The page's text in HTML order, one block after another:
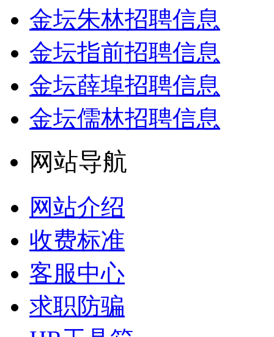
金坛朱林招聘信息
金坛指前招聘信息
金坛薛埠招聘信息
金坛儒林招聘信息
网站导航
网站介绍
收费标准
客服中心
求职防骗